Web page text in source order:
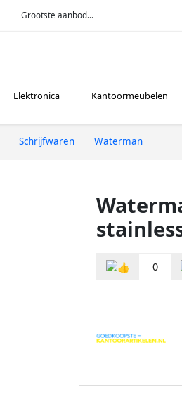
Grootste aanbod...
Elektronica Kantoormeubelen
Schrijfwaren Waterman
0